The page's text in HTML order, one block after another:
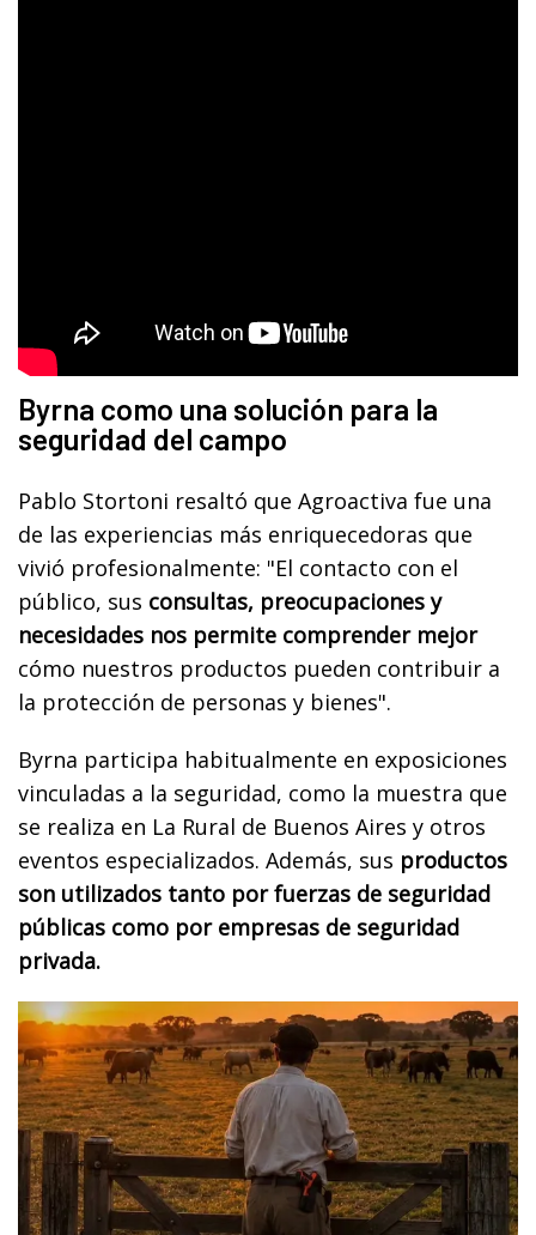
Byrna como una solución para la
seguridad del campo
Pablo Stortoni resaltó que Agroactiva fue una
de las experiencias más enriquecedoras que
vivió profesionalmente: "El contacto con el
público, sus consultas, preocupaciones y
necesidades nos permite comprender mejor
cómo nuestros productos pueden contribuir a
la protección de personas y bienes".
Byrna participa habitualmente en exposiciones
vinculadas a la seguridad, como la muestra que
se realiza en La Rural de Buenos Aires y otros
eventos especializados. Además, sus productos
son utilizados tanto por fuerzas de seguridad
públicas como por empresas de seguridad
privada.